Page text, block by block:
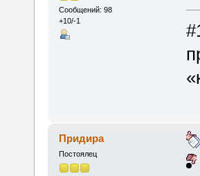
Сообщений: 98
+10/-1
Придира
Постоялец